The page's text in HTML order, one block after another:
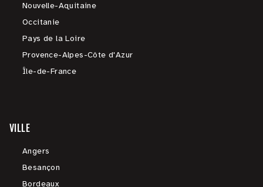
Nouvelle-Aquitaine
Occitanie
Pays de la Loire
Provence-Alpes-Côte d'Azur
Île-de-France
VILLE
Angers
Besançon
Bordeaux